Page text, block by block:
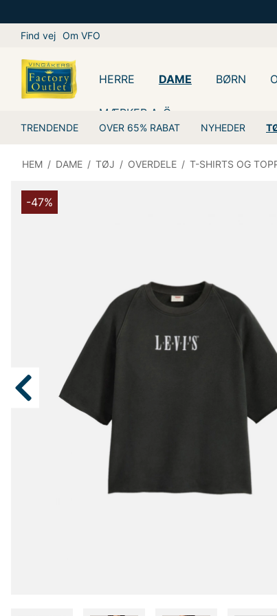
Find vej Om VFO
HERRE DAME
TRENDENDE OVER 65% RABAT NYHEDER
BØRN
MÆRKER A-Ö
HEM / DAME / TØJ / OVERDELE / T-SHIRTS OG
-47%